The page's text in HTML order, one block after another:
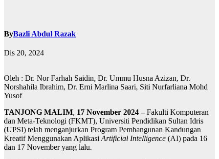
ByBazli Abdul Razak
Dis 20, 2024
Oleh : Dr. Nor Farhah Saidin, Dr. Ummu Husna Azizan, Dr.
Norshahila Ibrahim, Dr. Erni Marlina Saari, Siti Nurfarliana Mohd
Yusof
TANJONG MALIM, 17 November 2024 –Fakulti Komputeran
dan Meta-Teknologi (FKMT), Universiti Pendidikan Sultan Idris
(UPSI) telah menganjurkan Program Pembangunan Kandungan
Kreatif Menggunakan AplikasiArtificial Intelligence (AI) pada 16
dan 17 November yang lalu.